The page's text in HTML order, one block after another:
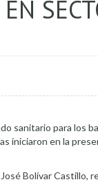
sanitario para los
iniciaron en la
Bolívar Castillo,